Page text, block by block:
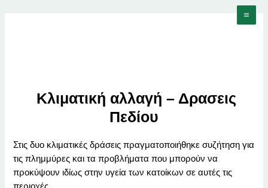
Κλιματική αλλαγή – Δρασεις
Πεδίου
Στις δυο κλιματικές δράσεις πραγματοποιήθηκε συζήτηση για
τις πλημμύρες και τα προβλήματα που μπορούν να
προκύψουν ιδίως στην υγεία των κατοίκων σε αυτές τις
περιοχές.